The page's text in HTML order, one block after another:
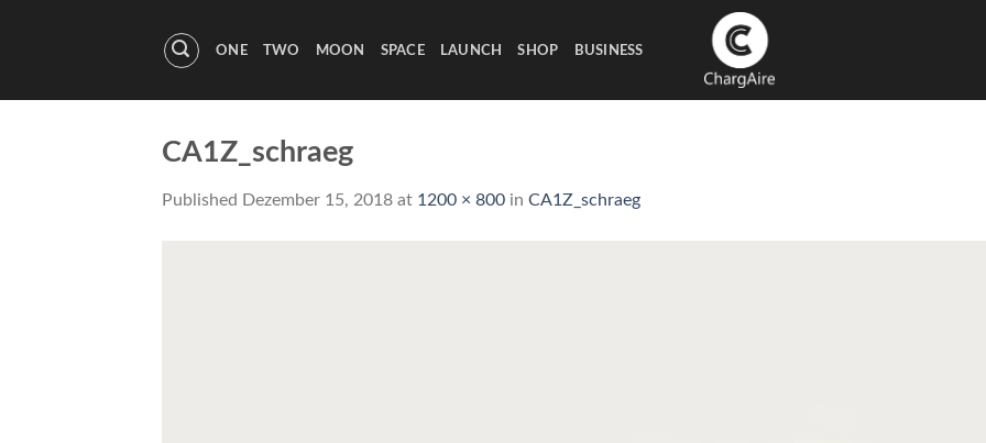
ONE TWO MOON SPACE LAUNCH SHOP BUSINESS
CA1Z_schraeg
Published Dezember 15, 2018 at 1200 × 800 in CA1Z_schraeg